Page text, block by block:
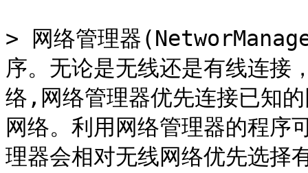
> 网络管理器
序。无论是无线还是有线连接
络,网络管理器优先连接已知
网络。利用网络管理器的程序
理器会相对无线网络优先选择